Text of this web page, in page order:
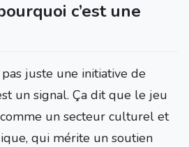
c’est une
pas juste une initiative de
un signal. Ça dit que le jeu
un secteur culturel et
qui mérite un soutien